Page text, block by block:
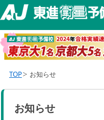
TOP お知らせ
お知らせ